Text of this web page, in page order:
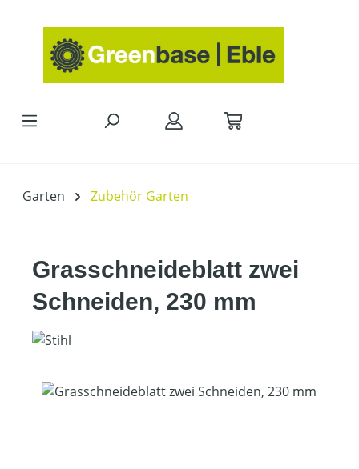
Garten Zubehör Garten
Grasschneideblatt zwei
Schneiden, 230 mm
Bildergalerie überspringen